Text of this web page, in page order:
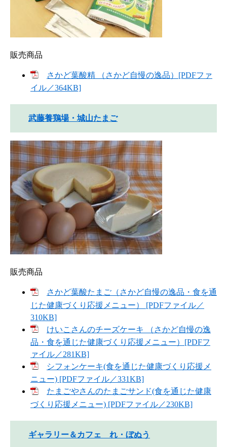
販売商品
さかど葉酸精 （さかど自慢の逸品）[PDFファ
イル／364KB]
武藤養鶏場・城山たまご
販売商品
さかど葉酸たまご（さかど自慢の逸品・食を通
じた健康づくり応援メニュー） [PDFファイル／
310KB]
けいこさんのチーズケーキ （さかど自慢の逸
品・食を通じた健康づくり応援メニュー）[PDFフ
ァイル／281KB]
シフォンケーキ(食を通じた健康づくり応援メ
ニュー) [PDFファイル／331KB]
たまごやさんのたまごサンド(食を通じた健康
づくり応援メニュー) [PDFファイル／230KB]
ギャラリー＆カフェ れ・ぼぬう